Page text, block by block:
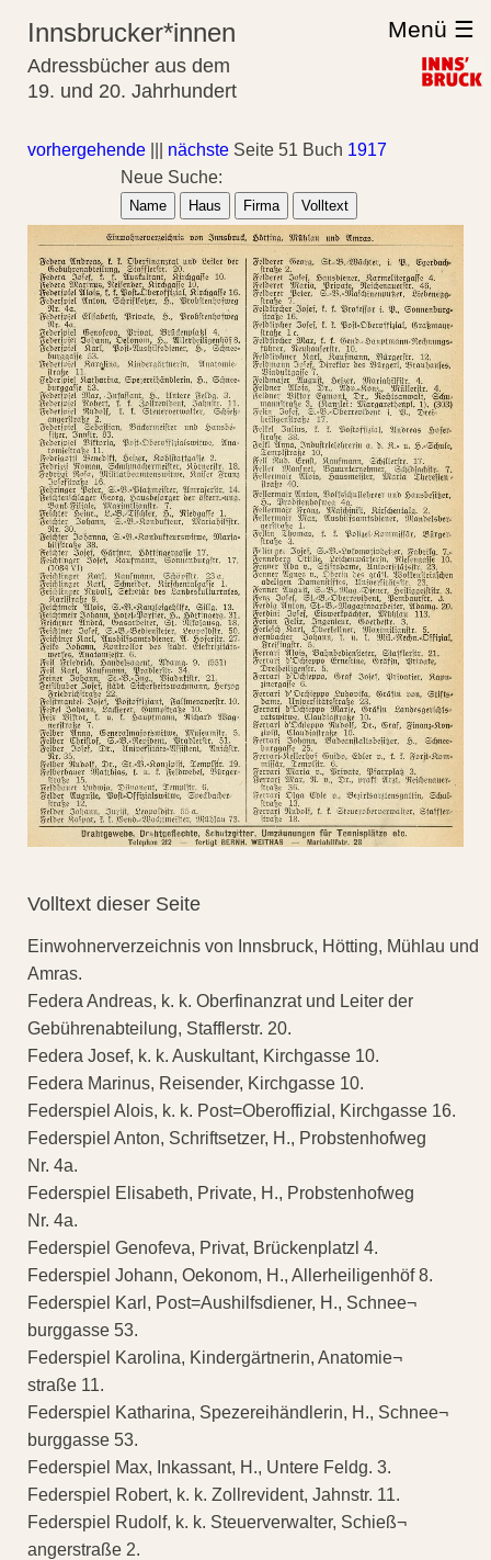
Innsbrucker*innen
Adressbücher aus dem
19. und 20. Jahrhundert
Menü ☰
vorhergehende nächste Seite 51 Buch 1917
Neue Suche:
Name Haus Firma Volltext
Volltext dieser Seite
Einwohnerverzeichnis von Innsbruck, Hötting, Mühlau und
Amras.
Federa Andreas, k. k. Oberfinanzrat und Leiter der
Gebührenabteilung, Stafflerstr. 20.
Federa Josef, k. k. Auskultant, Kirchgasse 10.
Federa Marinus, Reisender, Kirchgasse 10.
Federspiel Alois, k. k. Post=Oberoffizial, Kirchgasse 16.
Federspiel Anton, Schriftsetzer, H., Probstenhofweg
Nr. 4a.
Federspiel Elisabeth, Private, H., Probstenhofweg
Nr. 4a.
Federspiel Genofeva, Privat, Brückenplatzl 4.
Federspiel Johann, Oekonom, H., Allerheiligenhöf 8.
Federspiel Karl, Post=Aushilfsdiener, H., Schnee¬
burggasse 53.
Federspiel Karolina, Kindergärtnerin, Anatomie¬
straße 11.
Federspiel Katharina, Spezereihändlerin, H., Schnee¬
burggasse 53.
Federspiel Max, Inkassant, H., Untere Feldg. 3.
Federspiel Robert, k. k. Zollrevident, Jahnstr. 11.
Federspiel Rudolf, k. k. Steuerverwalter, Schieß¬
angerstraße 2.